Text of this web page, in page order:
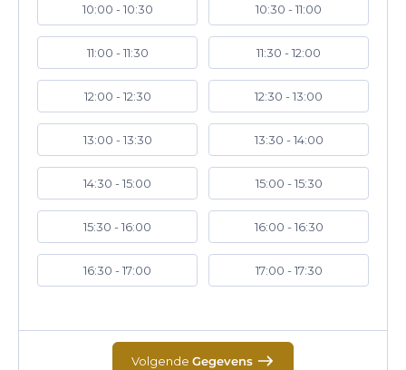
10:00 - 10:30 10:30 - 11:00
11:00 - 11:30 11:30 - 12:00
12:00 - 12:30 12:30 - 13:00
13:00 - 13:30 13:30 - 14:00
14:30 - 15:00 15:00 - 15:30
15:30 - 16:00 16:00 - 16:30
16:30 - 17:00 17:00 - 17:30
Volgende Gegevens